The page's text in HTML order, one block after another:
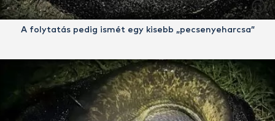
A folytatás pedig ismét egy kisebb „pecsenyeharcsa”